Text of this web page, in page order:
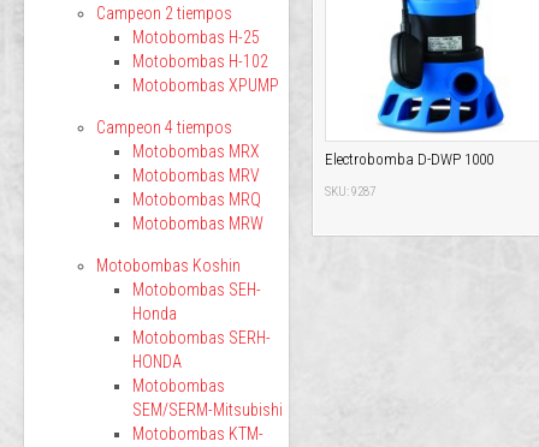
Electrobomba D-DWP 1000
SKU: 9287
Campeon 2 tiempos
Motobombas H-25
Motobombas H-102
Motobombas XPUMP
Campeon 4 tiempos
Motobombas MRX
Motobombas MRV
Motobombas MRQ
Motobombas MRW
Motobombas Koshin
Motobombas SEH-
Honda
Motobombas SERH-
HONDA
Motobombas
SEM/SERM-Mitsubishi
Motobombas KTM-